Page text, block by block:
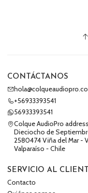
CONTÁCTANOS
+56933393541
56933393541
Colque AudioPro address
Dieciocho de
2580474 Viña del Mar -
Valparaíso - Chile
SERVICIO AL
Contacto